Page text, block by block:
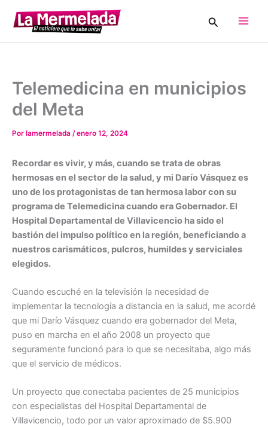
contenido
Buscar
Telemedicina en municipios
del Meta
Por lamermelada /enero 12, 2024
Recordar es vivir, y más, cuando se trata de obras
hermosas en el sector de la salud, y mi Darío Vásquez es
uno de los protagonistas de tan hermosa labor con su
programa de Telemedicina cuando era Gobernador. El
Hospital Departamental de Villavicencio ha sido el
bastión del impulso político en la región, beneficiando a
nuestros carismáticos, pulcros, humildes y serviciales
elegidos.
Cuando escuché en la televisión la necesidad de
implementar la tecnología a distancia en la salud, me acordé
que mi Darío Vásquez cuando era gobernador del Meta,
puso en marcha en el año 2008 un proyecto que
seguramente funcionó para lo que se necesitaba, algo más
que el servicio de médicos.
Un proyecto que conectaba pacientes de 25 municipios
con especialistas del Hospital Departamental de
Villavicencio, todo por un valor aproximado de $5.900